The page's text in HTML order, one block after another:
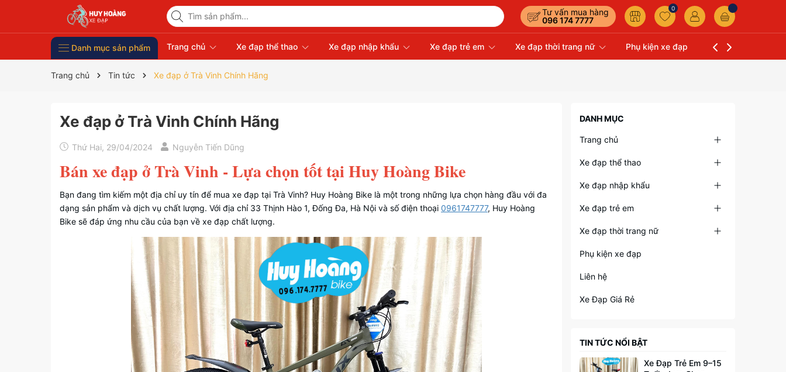
Tư vấn mua hàng
096 174 7777
0
Danh mục sản phẩm Trang chủ Xe đạp thể thao Xe đạp nhập khẩu Xe đạp trẻ em Xe đạp thời trang nữ Phụ kiện xe đạp Liên hệ
Trang chủ Tin tức Xe đạp ở Trà Vinh Chính Hãng
Xe đạp ở Trà Vinh Chính Hãng
Thứ Hai, 29/04/2024 Nguyễn Tiến Dũng
Bán xe đạp ở Trà Vinh - Lựa chọn tốt tại Huy Hoàng Bike
Bạn đang tìm kiếm một địa chỉ uy tín để mua xe đạp tại Trà Vinh? Huy Hoàng Bike là một trong những lựa chọn hàng đầu với đa
dạng sản phẩm và dịch vụ chất lượng. Với địa chỉ 33 Thịnh Hào 1, Đống Đa, Hà Nội và số điện thoại 0961747777, Huy Hoàng
Bike sẽ đáp ứng nhu cầu của bạn về xe đạp chất lượng.
DANH MỤC
Trang chủ
Xe đạp thể thao
Xe đạp nhập khẩu
Xe đạp trẻ em
Xe đạp thời trang nữ
Phụ kiện xe đạp
Liên hệ
Xe Đạp Giá Rẻ
TIN TỨC NỔI BẬT
Xe Đạp Trẻ Em 9–15